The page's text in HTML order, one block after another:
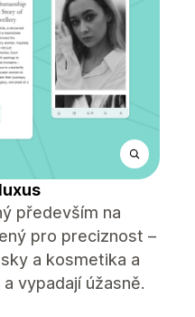
především na
pro preciznost –
a kosmetika a
vypadají úžasně.